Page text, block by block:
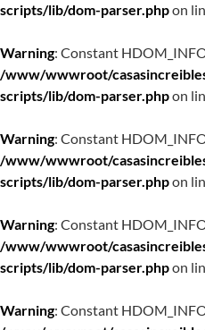
scripts/lib/dom-parser.phpon
Warning: Constant
/www/wwwroot/
scripts/lib/dom-parser.phpon
Warning: Constant
/www/wwwroot/
scripts/lib/dom-parser.phpon
Warning: Constant
/www/wwwroot/
scripts/lib/dom-parser.phpon
Warning: Constant